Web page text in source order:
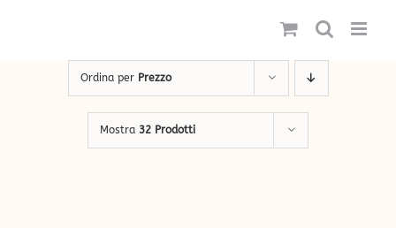
Ordina per Prezzo
Mostra 32 Prodotti